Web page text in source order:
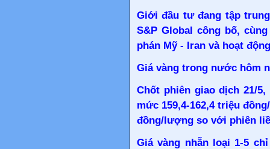
Giới đầu tư đang tập
S&P Global công bố,
phán Mỹ - Iran và hoạt
Giá vàng trong nước hôm
Chốt phiên giao dịch 21/
mức 159,4-162,4 triệu
đồng/lượng so với phiên
Giá vàng nhẫn loại 1-5